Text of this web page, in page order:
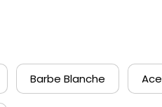
Barbe Blanche Ace